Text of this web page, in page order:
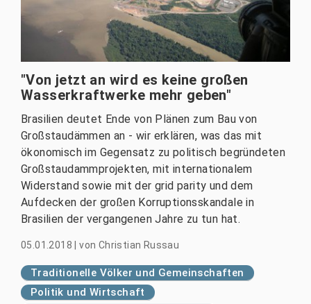
"Von jetzt an wird es keine großen
Wasserkraftwerke mehr geben"
Brasilien deutet Ende von Plänen zum Bau von
Großstaudämmen an - wir erklären, was das mit
ökonomisch im Gegensatz zu politisch begründeten
Großstaudammprojekten, mit internationalem
Widerstand sowie mit der grid parity und dem
Aufdecken der großen Korruptionsskandale in
Brasilien der vergangenen Jahre zu tun hat.
05.01.2018 |von Christian Russau
Traditionelle Völker und Gemeinschaften
Politik und Wirtschaft